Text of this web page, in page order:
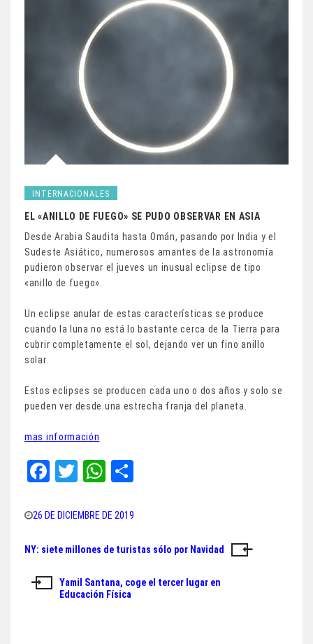
INTERNACIONALES
EL «ANILLO DE FUEGO» SE PUDO OBSERVAR EN ASIA
Desde Arabia Saudita hasta Omán, pasando por India y el
Sudeste Asiático, numerosos amantes de la astronomía
pudieron observar el jueves un inusual eclipse de tipo
«anillo de fuego».
Un eclipse anular de estas características se produce
cuando la luna no está lo bastante cerca de la Tierra para
cubrir completamente el sol, dejando ver un fino anillo
solar.
Estos eclipses se producen cada uno o dos años y solo se
pueden ver desde una estrecha franja del planeta.
mas información
Fa
bo
T
tt
er
W
ts
A
pp
26 DE DICIEMBRE DE 2019
Navegación
de
NY: siete millones de turistas sólo por Navidad
Yamil Santana, coge el tercer lugar en
Educación Física